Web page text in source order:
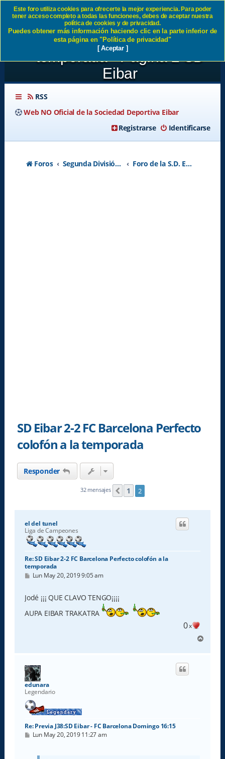
SD Eibar 2-2 FC Barcelona
Perfecto colofón a la
temporada - Página 2 SD
Eibar
RSS
Web NO Oficial de la Sociedad Deportiva Eibar
Identificarse
Registrarse
Foros Segunda División A - Temporada 2026-2027 Foro de la S.D. Eibar
SD Eibar 2-2 FC Barcelona Perfecto
colofón a la temporada
Responder
32 mensajes Anterior
1 2
el del tunel
Liga de Campeones
Re: SD Eibar 2-2 FC Barcelona Perfecto colofón a la
temporada
M
s
a
j
e
Lun May 20, 2019 9:05 am
Jodé ¡¡¡ QUE CLAVO TENGO¡¡¡¡
AUPA EIBAR TRAKATRA
0x
r
edunara
Legendario
Re: Previa J38:SD Eibar - FC Barcelona Domingo 16:15
M
Lun May 20, 2019 11:27 am
Este foro utiliza cookies para ofrecerte la mejor experiencia. Para poder
tener acceso completo a todas las funcionees, debes de aceptar nuestra
política de cookies y de privacidad.
Puedes obtener más información haciendo clic en la parte inferior de
esta página en "Política de privacidad"
[ Aceptar ]